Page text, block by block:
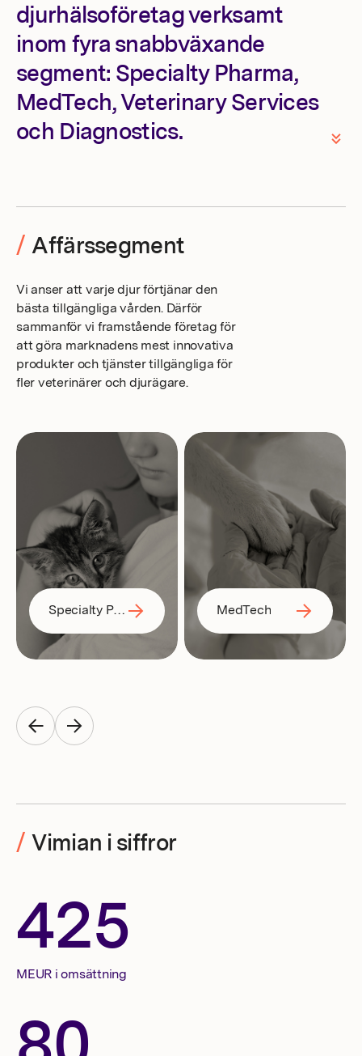
djurhälsoföretag verksamt
inom fyra snabbväxande
segment: Specialty Pharma,
MedTech, Veterinary Services
och Diagnostics.
/ Affärssegment
Vi anser att varje djur förtjänar den
bästa tillgängliga vården. Därför
sammanför vi framstående företag för
att göra marknadens mest innovativa
produkter och tjänster tillgängliga för
fler veterinärer och djurägare.
Specialty Pharma MedTech
/ Vimian i siffror
425
MEUR i omsättning